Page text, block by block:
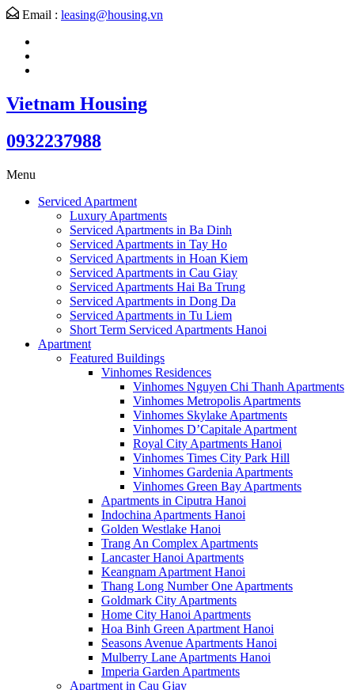
Email : leasing@housing.vn
Vietnam Housing
0932237988
Menu
Serviced Apartment
Luxury Apartments
Serviced Apartments in Ba Dinh
Serviced Apartments in Tay Ho
Serviced Apartments in Hoan Kiem
Serviced Apartments in Cau Giay
Serviced Apartments Hai Ba Trung
Serviced Apartments in Dong Da
Serviced Apartments in Tu Liem
Short Term Serviced Apartments Hanoi
Apartment
Featured Buildings
Vinhomes Residences
Vinhomes Nguyen Chi Thanh Apartments
Vinhomes Metropolis Apartments
Vinhomes Skylake Apartments
Vinhomes D’Capitale Apartment
Royal City Apartments Hanoi
Vinhomes Times City Park Hill
Vinhomes Gardenia Apartments
Vinhomes Green Bay Apartments
Apartments in Ciputra Hanoi
Indochina Apartments Hanoi
Golden Westlake Hanoi
Trang An Complex Apartments
Lancaster Hanoi Apartments
Keangnam Apartment Hanoi
Thang Long Number One Apartments
Goldmark City Apartments
Home City Hanoi Apartments
Hoa Binh Green Apartment Hanoi
Seasons Avenue Apartments Hanoi
Mulberry Lane Apartments Hanoi
Imperia Garden Apartments
Apartment in Cau Giay